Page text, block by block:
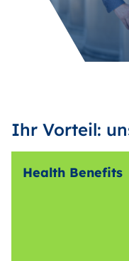
Ihr Vorteil:
Health Benefits